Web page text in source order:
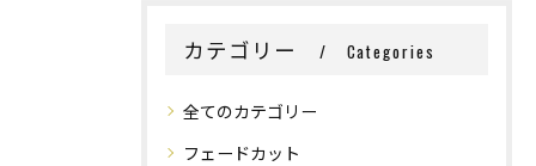
カテゴリー Categories
全てのカテゴリー
フェードカット